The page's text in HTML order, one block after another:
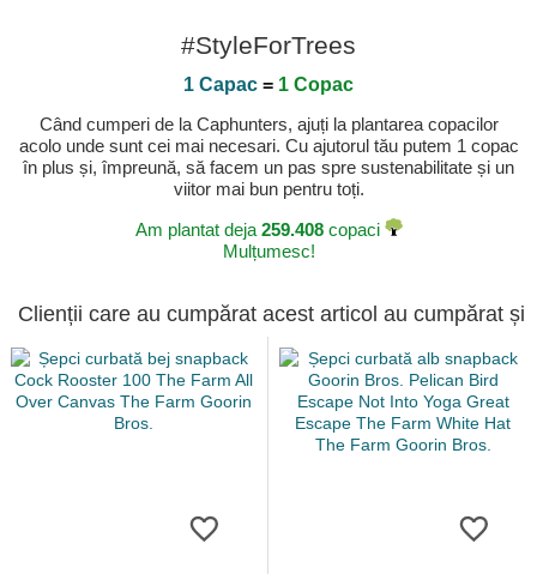
#StyleForTrees
1 Capac = 1 Copac
Când cumperi de la Caphunters, ajuți la plantarea copacilor
acolo unde sunt cei mai necesari. Cu ajutorul tău putem 1 copac
în plus și, împreună, să facem un pas spre sustenabilitate și un
viitor mai bun pentru toți.
Am plantat deja 259.408copaci
Mulțumesc!
Clienții care au cumpărat acest articol au cumpărat și